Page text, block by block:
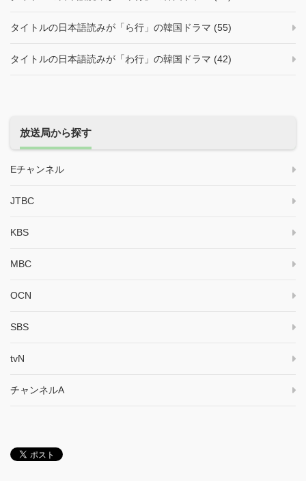
タイトルの日本語読みが「ら行」の韓国ドラマ (55)
タイトルの日本語読みが「わ行」の韓国ドラマ (42)
放送局から探す
Eチャンネル
JTBC
KBS
MBC
OCN
SBS
tvN
チャンネルA